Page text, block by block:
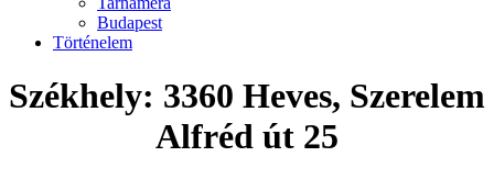
Budapest
Történelem
Székhely: 3360 Heves, Szerelem
Alfréd út 25